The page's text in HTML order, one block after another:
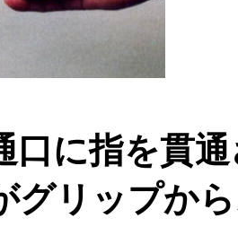
に指を貫通
グリップか